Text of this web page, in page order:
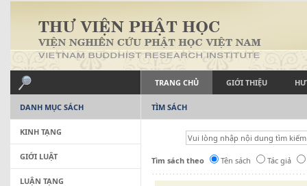
TRANG CHỦ GIỚI THIỆU
TÌM SÁCH
Tìm sách theo Tên sách Tác giả
DANH MỤC SÁCH
KINH TẠNG
GIỚI LUẬT
LUẬN TẠNG